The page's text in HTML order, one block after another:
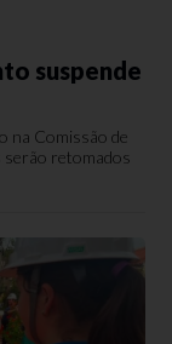
suspende
na Comissão de
serão retomados